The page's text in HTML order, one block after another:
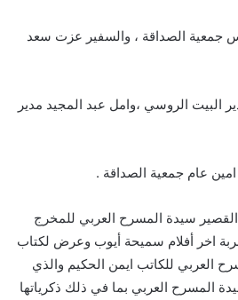
جمعية الصداقة ، والسفير عزت سعد
البيت الروسي ،وامل عبد المجيد مدير
عام جمعية الصداقة .
سيدة المسرح العربي للمخرج
اخر أفلام سميحة أيوب وعرض لكتاب
العربي للكاتب ايمن الحكيم والذي
المسرح العربي بما في ذلك ذكرياتها